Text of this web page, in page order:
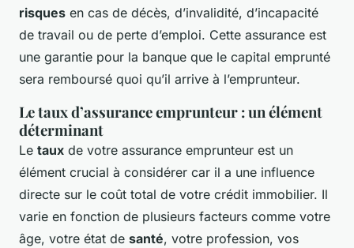
risques en cas de décès, d’invalidité, d’incapacité
de travail ou de perte d’emploi. Cette assurance est
une garantie pour la banque que le capital emprunté
sera remboursé quoi qu’il arrive à l’emprunteur.
Le taux d’assurance emprunteur : un élément
déterminant
Le taux de votre assurance emprunteur est un
élément crucial à considérer car il a une influence
directe sur le coût total de votre crédit immobilier. Il
varie en fonction de plusieurs facteurs comme votre
âge, votre état de santé, votre profession, vos